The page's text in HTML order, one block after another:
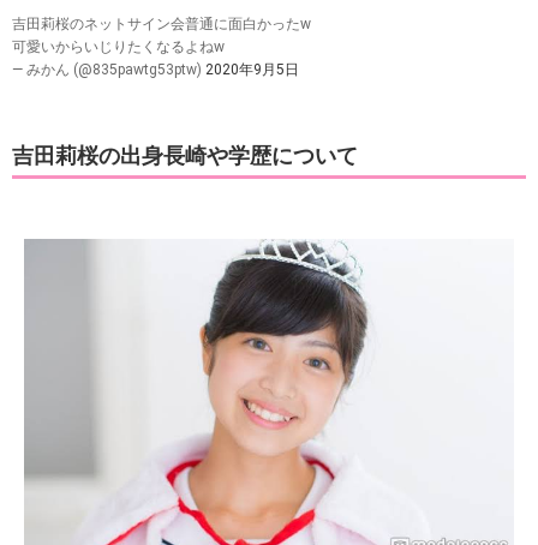
吉田莉桜のネットサイン会普通に面白かったw
可愛いからいじりたくなるよねw
— みかん (@835pawtg53ptw) 2020年9月5日
吉田莉桜の出身長崎や学歴について